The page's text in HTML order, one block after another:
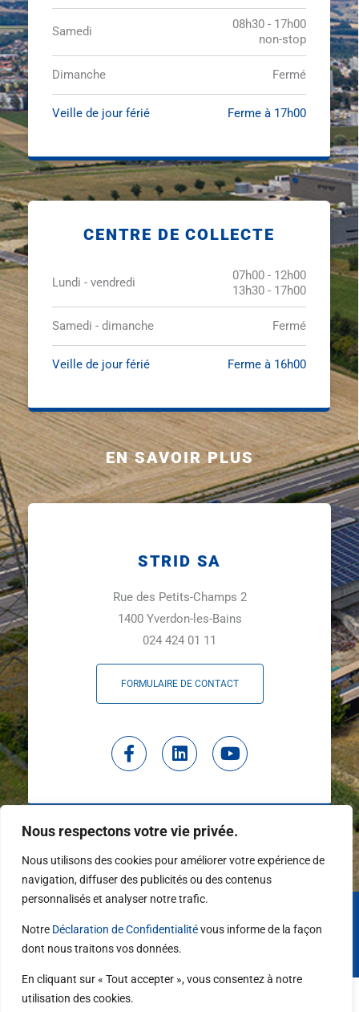
Nous respectons votre vie privée.
Nous utilisons des cookies pour améliorer votre expérience de
navigation, diffuser des publicités ou des contenus
personnalisés et analyser notre trafic.
Notre Déclaration de Confidentialitévous informe de la façon
dont nous traitons vos données.
En cliquant sur « Tout accepter », vous consentez à notre
utilisation des cookies.
Samedi
08h30 - 17h00
non-stop
Dimanche Fermé
Veille de jour férié Ferme à 17h00
CENTRE DE COLLECTE
Lundi - vendredi
07h00 - 12h00
13h30 - 17h00
Samedi - dimanche Fermé
Veille de jour férié Ferme à 16h00
EN SAVOIR PLUS
STRID SA
Rue des Petits-Champs 2
1400 Yverdon-les-Bains
024 424 01 11
FORMULAIRE DE CONTACT
a
c
o
k
-
f
i
n
i
o
u
e
Copyright © 2026 | Tous droits réservés STRID | Réalisé avec
parAlba IT